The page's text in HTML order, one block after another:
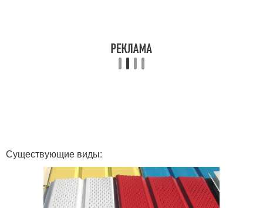
Существующие виды: